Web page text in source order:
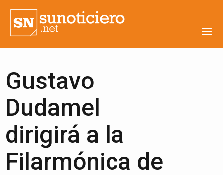
Gustavo
Dudamel
dirigirá a la
Filarmónica de